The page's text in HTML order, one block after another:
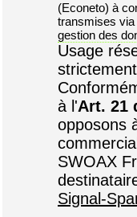
(Econeto) à
transmises via
gestion des
Usage
à l'Art. 21
opposons
SWOAX
Signal-